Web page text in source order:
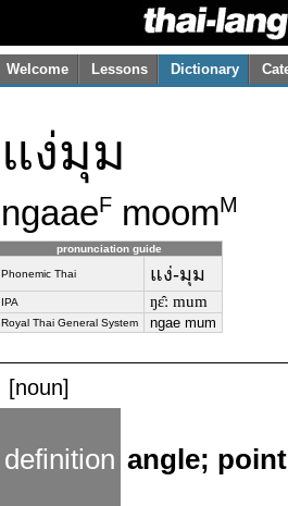
Welcome Lessons Dictionary
แง่มุม
ngaaeF moomM
pronunciation guide
Phonemic Thai แง่-มุม
IPA ŋɛ̂ː mum
Royal Thai General System ngae mum
[noun]
definition angle;